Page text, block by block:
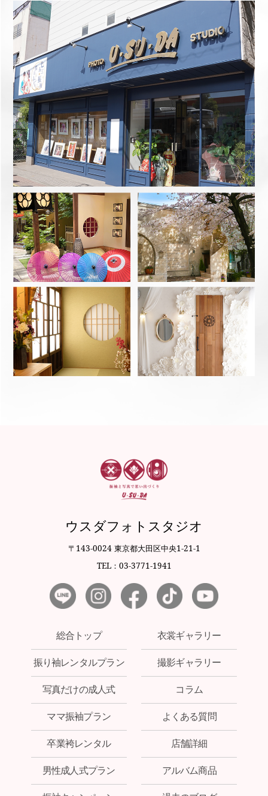
ウスダフォトスタジオ
〒143-0024 東京都大田区中央1-21-1
TEL：03-3771-1941
総合トップ
振り袖レンタルプラン
写真だけの成人式
ママ振袖プラン
卒業袴レンタル
男性成人式プラン
衣裳ギャラリー
撮影ギャラリー
コラム
よくある質問
店舗詳細
アルバム商品